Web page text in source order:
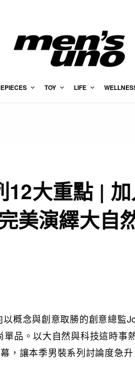
TOY LIFE
大重點 |
美演繹大自
概念與創意取勝的創意總監
品。以大自然與科技這時事
，讓本季男裝系列討論度急